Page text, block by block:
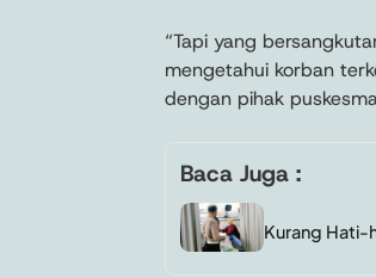
“Tapi yang
mengetahui korban
dengan pihak
Baca Juga :
Kurang Hati-